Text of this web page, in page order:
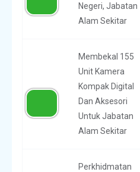
Negeri, Jabatan
Alam Sekitar
Membekal 155
Unit Kamera
Kompak Digital
Dan Aksesori
Untuk Jabatan
Alam Sekitar
Perkhidmatan